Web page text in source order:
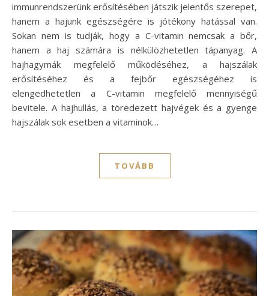
immunrendszerünk erősítésében játszik jelentős szerepet,
hanem a hajunk egészségére is jótékony hatással van.
Sokan nem is tudják, hogy a C-vitamin nemcsak a bőr,
hanem a haj számára is nélkülözhetetlen tápanyag. A
hajhagymák megfelelő működéséhez, a hajszálak
erősítéséhez és a fejbőr egészségéhez is
elengedhetetlen a C-vitamin megfelelő mennyiségű
bevitele. A hajhullás, a töredezett hajvégek és a gyenge
hajszálak sok esetben a vitaminok…
TOVÁBB